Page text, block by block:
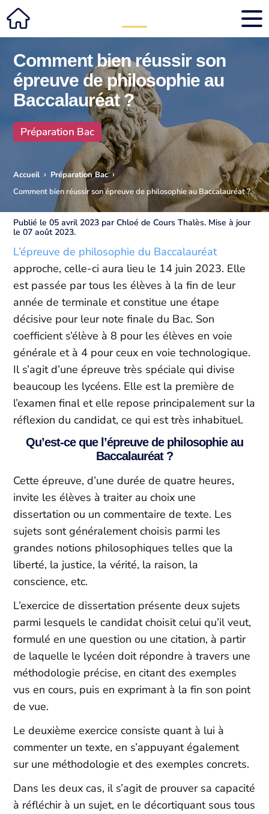
Comment bien réussir son
épreuve de philosophie au
Baccalauréat ?
Préparation Bac
Accueil › Préparation Bac ›
Comment bien réussir son épreuve de philosophie au Baccalauréat ?
Publié le 05 avril 2023 par Chloé de Cours Thalès. Mise à jour
le 07 août 2023.
L’épreuve de philosophie du Baccalauréat
approche, celle-ci aura lieu le 14 juin 2023. Elle
est passée par tous les élèves à la fin de leur
année de terminale et constitue une étape
décisive pour leur note finale du Bac. Son
coefficient s’élève à 8 pour les élèves en voie
générale et à 4 pour ceux en voie technologique.
Il s’agit d’une épreuve très spéciale qui divise
beaucoup les lycéens. Elle est la première de
l’examen final et elle repose principalement sur la
réflexion du candidat, ce qui est très inhabituel.
Qu’est-ce que l’épreuve de philosophie au
Baccalauréat ?
Cette épreuve, d’une durée de quatre heures,
invite les élèves à traiter au choix une
dissertation ou un commentaire de texte. Les
sujets sont généralement choisis parmi les
grandes notions philosophiques telles que la
liberté, la justice, la vérité, la raison, la
conscience, etc.
L’exercice de dissertation présente deux sujets
parmi lesquels le candidat choisit celui qu’il veut,
formulé en une question ou une citation, à partir
de laquelle le lycéen doit répondre à travers une
méthodologie précise, en citant des exemples
vus en cours, puis en exprimant à la fin son point
de vue.
Le deuxième exercice consiste quant à lui à
commenter un texte, en s’appuyant également
sur une méthodologie et des exemples concrets.
Dans les deux cas, il s’agit de prouver sa capacité
à réfléchir à un sujet, en le décortiquant sous tous